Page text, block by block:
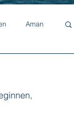
Aman
Ponant